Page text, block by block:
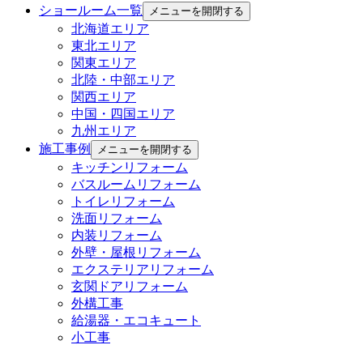
ショールーム一覧
メニューを開閉する
北海道エリア
東北エリア
関東エリア
北陸・中部エリア
関西エリア
中国・四国エリア
九州エリア
施工事例
メニューを開閉する
キッチンリフォーム
バスルームリフォーム
トイレリフォーム
洗面リフォーム
内装リフォーム
外壁・屋根リフォーム
エクステリアリフォーム
玄関ドアリフォーム
外構工事
給湯器・エコキュート
小工事